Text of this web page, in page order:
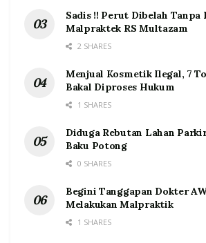
Sadis !! Perut Dibelah
Malpraktek RS Multazam
2 SHARES
Menjual Kosmetik Ilegal, 7
Bakal Diproses Hukum
1 SHARES
Diduga Rebutan Lahan
Baku Potong
0 SHARES
Begini Tanggapan Dokter
Melakukan Malpraktik
1 SHARES